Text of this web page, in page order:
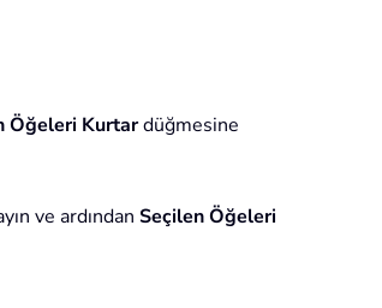
Öğeleri Kurtardüğmesine
ve ardından Seçilen Öğeleri